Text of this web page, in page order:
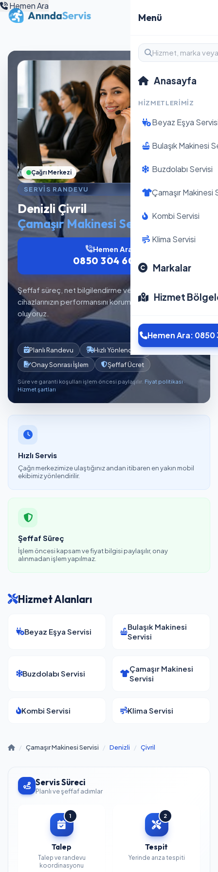
Menü
Anasayfa
HIZMETLERIMIZ
Beyaz Eşya
Bulaşık Makinesi
Buzdolabı Servisi
Çamaşır Makinesi
Kombi Servisi
Klima Servisi
Markalar
Hizmet
Hemen Ara: 0850
Hemen Ara
SERVIS RANDEVU
Denizli Çivril
Çamaşır Makinesi Servisi
Şeffaf süreç, net bilgilendirme ve planlı servis akışıyla
cihazlarınızın performansını korumaya yardımcı
oluyoruz.
Hemen Ara
0850 304 6012
Planlı Randevu
Hızlı Yönlendirme
Onay Sonrası İşlem
Şeffaf Ücret
Süre ve garanti koşulları işlem öncesi paylaşılır. Fiyat politikası·
Hizmet şartları
Çağrı Merkezi
Hızlı Servis
Çağrı merkezimize ulaştığınız andan itibaren en yakın mobil
ekibimiz yönlendirilir.
Şeffaf Süreç
İşlem öncesi kapsam ve fiyat bilgisi paylaşılır, onay
alınmadan işlem yapılmaz.
Hizmet Alanları
Beyaz Eşya Servisi
Bulaşık Makinesi
Servisi
Buzdolabı Servisi
Çamaşır Makinesi
Servisi
Kombi Servisi Klima Servisi
/ Çamaşır Makinesi Servisi / Denizli / Çivril
Servis Süreci
Planlı ve şeffaf adımlar
1
Talep
Talep ve randevu
koordinasyonu
2
Tespit
Yerinde arıza tespiti